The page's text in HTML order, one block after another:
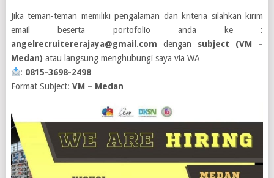
Jika teman-teman memiliki pengalaman dan kriteria silahkan kirim
email beserta portofolio anda ke :
angelrecruitererajaya@gmail.com dengan subject (VM –
Medan) atau langsung menghubungi saya via WA
: 0815-3698-2498
Format Subject: VM – Medan